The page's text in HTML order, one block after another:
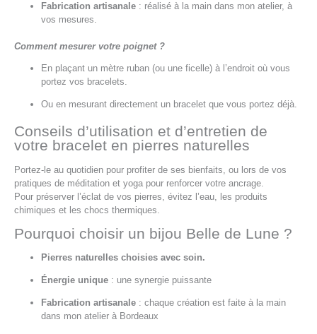
Fabrication artisanale : réalisé à la main dans mon atelier, à
vos mesures.
Comment mesurer votre poignet ?
En plaçant un mètre ruban (ou une ficelle) à l’endroit où vous
portez vos bracelets.
Ou en mesurant directement un bracelet que vous portez déjà.
Conseils d’utilisation et d’entretien de
votre bracelet en pierres naturelles
Portez-le au quotidien pour profiter de ses bienfaits, ou lors de vos
pratiques de méditation et yoga pour renforcer votre ancrage.
Pour préserver l’éclat de vos pierres, évitez l’eau, les produits
chimiques et les chocs thermiques.
Pourquoi choisir un bijou Belle de Lune ?
Pierres naturelles choisies avec soin.
Énergie unique : une synergie puissante
Fabrication artisanale : chaque création est faite à la main
dans mon atelier à Bordeaux